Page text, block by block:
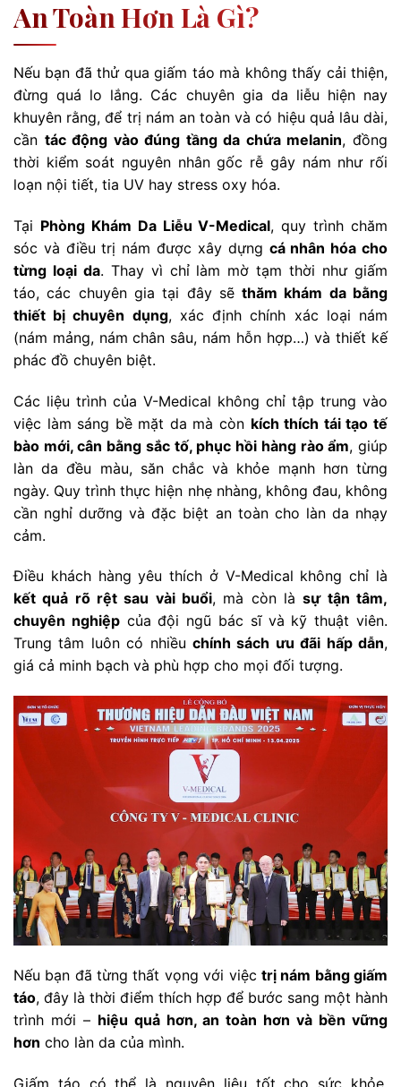
An Toàn Hơn Là Gì?
Nếu bạn đã thử qua giấm táo mà không thấy cải thiện,
đừng quá lo lắng. Các chuyên gia da liễu hiện nay
khuyên rằng, để trị nám an toàn và có hiệu quả lâu dài,
cần tác động vào đúng tầng da chứa melanin, đồng
thời kiểm soát nguyên nhân gốc rễ gây nám như rối
loạn nội tiết, tia UV hay stress oxy hóa.
Tại Phòng Khám Da Liễu V-Medical, quy trình chăm
sóc và điều trị nám được xây dựng cá nhân hóa cho
từng loại da. Thay vì chỉ làm mờ tạm thời như giấm
táo, các chuyên gia tại đây sẽthăm khám da bằng
thiết bị chuyên dụng, xác định chính xác loại nám
(nám mảng, nám chân sâu, nám hỗn hợp…) và thiết kế
phác đồ chuyên biệt.
Các liệu trình của V-Medical không chỉ tập trung vào
việc làm sáng bề mặt da mà còn kích thích tái tạo tế
bào mới, cân bằng sắc tố, phục hồi hàng rào ẩm, giúp
làn da đều màu, săn chắc và khỏe mạnh hơn từng
ngày. Quy trình thực hiện nhẹ nhàng, không đau, không
cần nghỉ dưỡng và đặc biệt an toàn cho làn da nhạy
cảm.
Điều khách hàng yêu thích ở V-Medical không chỉ là
kết quả rõ rệt sau vài buổi, mà còn làsự tận tâm,
chuyên nghiệpcủa đội ngũ bác sĩ và kỹ thuật viên.
Trung tâm luôn có nhiều chính sách ưu đãi hấp dẫn,
giá cả minh bạch và phù hợp cho mọi đối tượng.
Nếu bạn đã từng thất vọng với việc trị nám bằng giấm
táo, đây là thời điểm thích hợp để bước sang một hành
trình mới – hiệu quả hơn, an toàn hơn và bền vững
hơn cho làn da của mình.
Giấm táo có thể là nguyên liệu tốt cho sức khỏe,